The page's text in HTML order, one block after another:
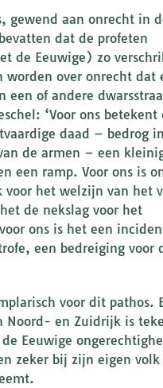
gewend aan onrecht in
dat de profeten
de Eeuwige) zo
worden over onrecht dat
een of andere
‘Voor ons betekent
daad – bedrog
de armen – een
een ramp. Voor ons is
voor het welzijn van het
de nekslag voor het
ons is het een
een bedreiging voor
voor dit pathos.
Noord- en Zuidrijk is
Eeuwige
zeker bij zijn eigen volk